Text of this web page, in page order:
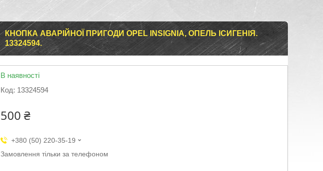
КНОПКА АВАРІЙНОЇ ПРИГОДИ OPEL INSIGNIA, ОПЕЛЬ ІСИГЕНІЯ.
13324594.
В наявності
Код: 13324594
500 ₴
+380 (50) 220-35-19
Замовлення тільки за телефоном